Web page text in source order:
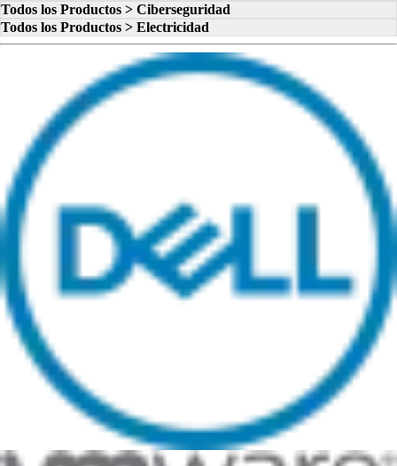
Todos los Productos > Ciberseguridad
Todos los Productos > Electricidad